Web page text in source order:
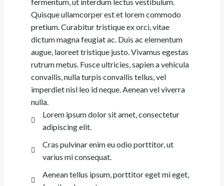
Quisque ullamcorper est et lorem commodo
pretium. Curabitur tristique ex orci, vitae
dictum magna feugiat ac. Duis ac elementum
augue, laoreet tristique justo. Vivamus egestas
rutrum metus. Fusce ultricies, sapien a vehicula
convallis, nulla turpis convallis tellus, vel
imperdiet nisl leo id neque. Aenean vel viverra
nulla.
Lorem ipsum dolor sit amet, consectetur
adipiscing elit.
Cras pulvinar enim eu odio porttitor, ut
varius mi consequat.
Aenean tellus ipsum, porttitor eget mi eget,